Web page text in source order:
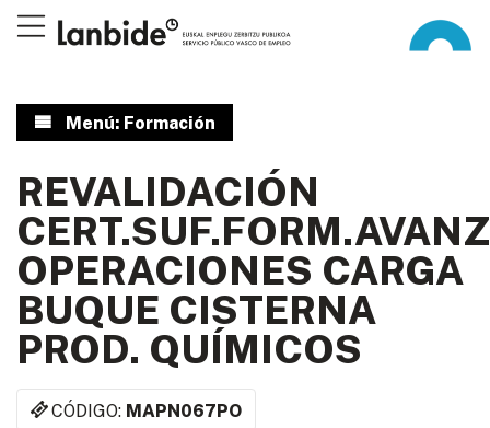
Menú: Formación
REVALIDACIÓN
OPERACIONES CARGA
BUQUE CISTERNA
PROD. QUÍMICOS
CÓDIGO: MAPN067PO